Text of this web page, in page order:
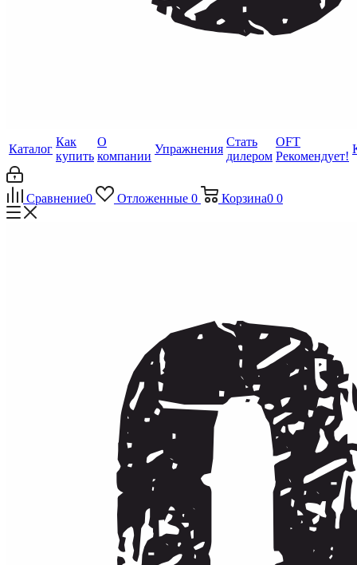
Каталог
Как
купить
О
компании
Упражнения
Стать
дилером
OFT
Рекомендует!
Сравнение0 Отложенные 0 Корзина0 0